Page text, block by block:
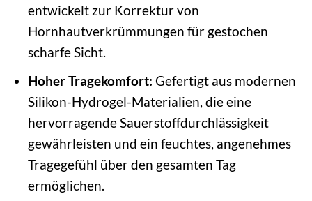
entwickelt zur Korrektur von
Hornhautverkrümmungen für gestochen
scharfe Sicht.
Hoher Tragekomfort: Gefertigt aus modernen
Silikon-Hydrogel-Materialien, die eine
hervorragende Sauerstoffdurchlässigkeit
gewährleisten und ein feuchtes, angenehmes
Tragegefühl über den gesamten Tag
ermöglichen.